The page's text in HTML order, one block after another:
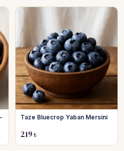
Taze Bluecrop Yaban Mersini
219 ₺